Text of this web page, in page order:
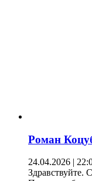
Роман
24.04.2026 |
Здравствуйте.